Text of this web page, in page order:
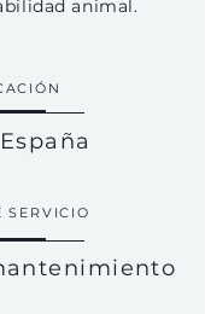
animal.
SERVICIO